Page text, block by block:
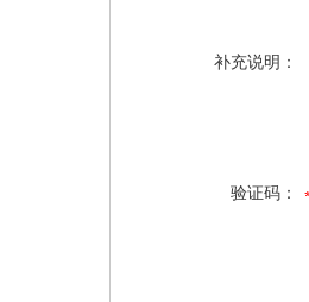
补充说明：
验证码：